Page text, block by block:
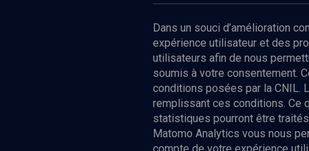
Dans un souci d’amélioration
expérience utilisateur et des
utilisateurs afin de nous
soumis à votre consentement.
conditions posées par la CNIL.
remplissant ces conditions. Ce
statistiques pourront être
Matomo Analytics vous nous